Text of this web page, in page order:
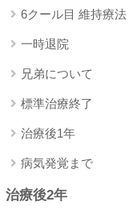
6クール目 維持療法
一時退院
兄弟について
標準治療終了
治療後1年
病気発覚まで
治療後2年